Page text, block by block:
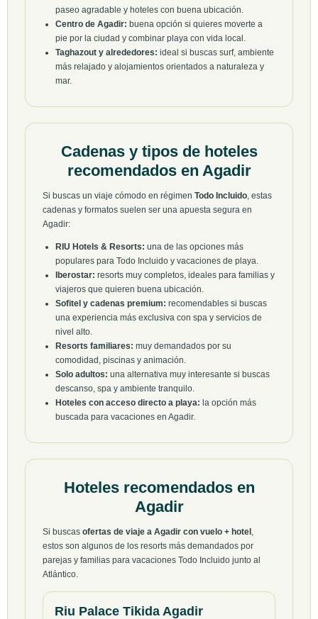
paseo agradable y hoteles con buena ubicación.
Centro de Agadir: buena opción si quieres moverte a
pie por la ciudad y combinar playa con vida local.
Taghazout y alrededores: ideal si buscas surf, ambiente
más relajado y alojamientos orientados a naturaleza y
mar.
Cadenas y tipos de hoteles
recomendados en Agadir
Si buscas un viaje cómodo en régimen Todo Incluido, estas
cadenas y formatos suelen ser una apuesta segura en
Agadir:
RIU Hotels & Resorts: una de las opciones más
populares para Todo Incluido y vacaciones de playa.
Iberostar: resorts muy completos, ideales para familias y
viajeros que quieren buena ubicación.
Sofitel y cadenas premium: recomendables si buscas
una experiencia más exclusiva con spa y servicios de
nivel alto.
Resorts familiares: muy demandados por su
comodidad, piscinas y animación.
Solo adultos: una alternativa muy interesante si buscas
descanso, spa y ambiente tranquilo.
Hoteles con acceso directo a playa: la opción más
buscada para vacaciones en Agadir.
Hoteles recomendados en
Agadir
Si buscas ofertas de viaje a Agadir con vuelo + hotel ,
estos son algunos de los resorts más demandados por
parejas y familias para vacaciones Todo Incluido junto al
Atlántico.
Riu Palace Tikida Agadir